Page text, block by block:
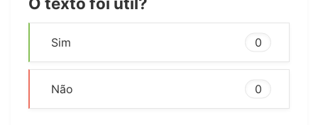
Strength Training? I Was Too.
ago. 2025. Disponível em:
https://www.vogue.com/article/strength-
training-women. Acesso em: 16 ago.
2025.
MRUCZYK, K. et al. The Impact of